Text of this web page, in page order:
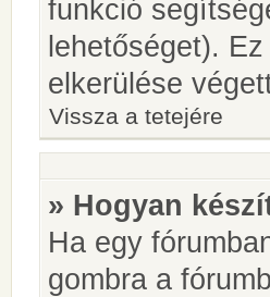
funkció
lehetőséget).
elkerülése
Vissza a tetejére
» Hogyan
Ha egy
gombra a